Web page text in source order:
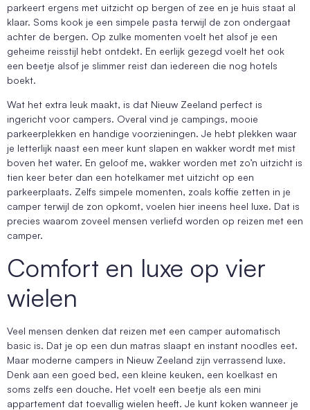
parkeert ergens met uitzicht op bergen of zee en je huis staat al
klaar. Soms kook je een simpele pasta terwijl de zon ondergaat
achter de bergen. Op zulke momenten voelt het alsof je een
geheime reisstijl hebt ontdekt. En eerlijk gezegd voelt het ook
een beetje alsof je slimmer reist dan iedereen die nog hotels
boekt.
Wat het extra leuk maakt, is dat Nieuw Zeeland perfect is
ingericht voor campers. Overal vind je campings, mooie
parkeerplekken en handige voorzieningen. Je hebt plekken waar
je letterlijk naast een meer kunt slapen en wakker wordt met mist
boven het water. En geloof me, wakker worden met zo’n uitzicht is
tien keer beter dan een hotelkamer met uitzicht op een
parkeerplaats. Zelfs simpele momenten, zoals koffie zetten in je
camper terwijl de zon opkomt, voelen hier ineens heel luxe. Dat is
precies waarom zoveel mensen verliefd worden op reizen met een
camper.
Comfort en luxe op vier
wielen
Veel mensen denken dat reizen met een camper automatisch
basic is. Dat je op een dun matras slaapt en instant noodles eet.
Maar moderne campers in Nieuw Zeeland zijn verrassend luxe.
Denk aan een goed bed, een kleine keuken, een koelkast en
soms zelfs een douche. Het voelt een beetje als een mini
appartement dat toevallig wielen heeft. Je kunt koken wanneer je